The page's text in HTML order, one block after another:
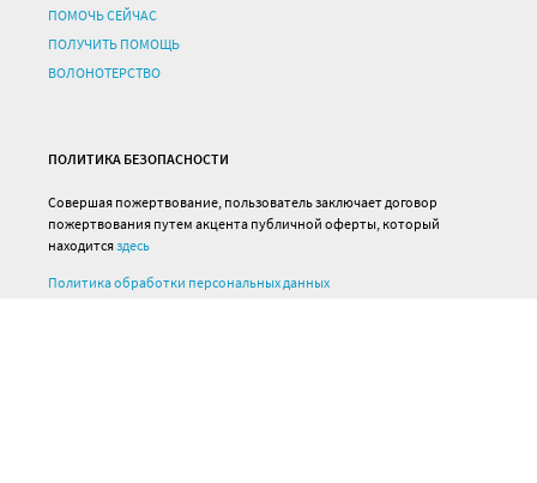
ПОМОЧЬ СЕЙЧАС
ПОЛУЧИТЬ ПОМОЩЬ
ВОЛОНОТЕРСТВО
ПОЛИТИКА БЕЗОПАСНОСТИ
Совершая пожертвование, пользователь заключает договор
пожертвования путем акцента публичной оферты, который
находитсяздесь
Политика обработки персональных данных